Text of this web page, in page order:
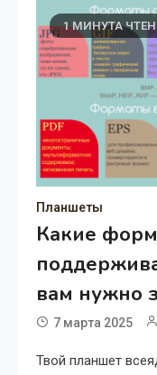
1 МИНУТА
Планшеты
Какие
вам нужно
7 марта 2025
Твой планшет